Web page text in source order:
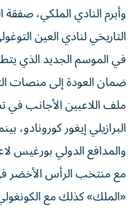
وأبرم النادي الملكي،
التاريخي لنادي العين
في الموسم الجديد الذي
ضمان العودة إلى منصات
ملف اللاعبين الأجانب في
البرازيلي إيغور كورونادو،
والمدافع الدولي بورغيس
«الملك» كذلك مع